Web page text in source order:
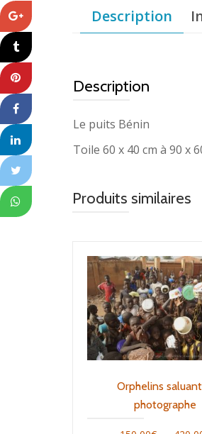
Description
Description
Le puits Bénin
Toile 60 x 40 cm à 90 x
Produits similaires
Orphelins
photographe